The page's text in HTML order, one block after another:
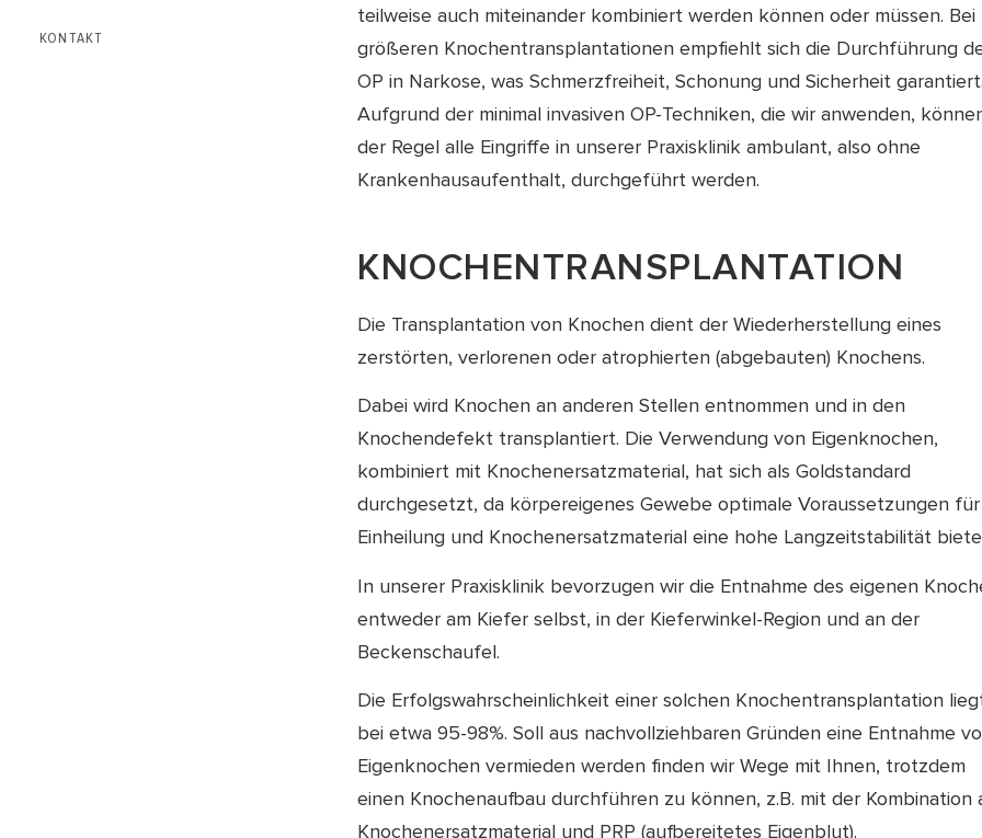
KONTAKT
teilweise auch miteinander kombiniert werden können oder müssen. Bei
größeren Knochentransplantationen empfiehlt sich die Durchführung
OP in Narkose, was Schmerzfreiheit, Schonung und Sicherheit garantiert.
Aufgrund der minimal invasiven OP-Techniken, die wir anwenden,
der Regel alle Eingriffe in unserer Praxisklinik ambulant, also ohne
Krankenhausaufenthalt, durchgeführt werden.
KNOCHENTRANSPLANTATION
Die Transplantation von Knochen dient der Wiederherstellung eines
zerstörten, verlorenen oder atrophierten (abgebauten) Knochens.
Dabei wird Knochen an anderen Stellen entnommen und in den
Knochendefekt transplantiert. Die Verwendung von Eigenknochen,
kombiniert mit Knochenersatzmaterial, hat sich als Goldstandard
durchgesetzt, da körpereigenes Gewebe optimale Voraussetzungen
Einheilung und Knochenersatzmaterial eine hohe Langzeitstabilität
In unserer Praxisklinik bevorzugen wir die Entnahme des eigenen
entweder am Kiefer selbst, in der Kieferwinkel-Region und an der
Beckenschaufel.
Die Erfolgswahrscheinlichkeit einer solchen Knochentransplantation
bei etwa 95-98%. Soll aus nachvollziehbaren Gründen eine Entnahme
Eigenknochen vermieden werden finden wir Wege mit Ihnen, trotzdem
einen Knochenaufbau durchführen zu können, z.B. mit der Kombination
Knochenersatzmaterial und PRP (aufbereitetes Eigenblut).